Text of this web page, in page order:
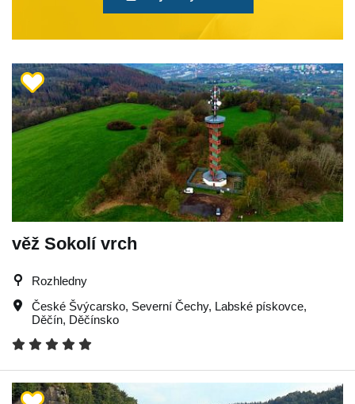
věž Sokolí vrch
Rozhledny
České Švýcarsko, Severní Čechy, Labské pískovce,
Děčín, Děčínsko